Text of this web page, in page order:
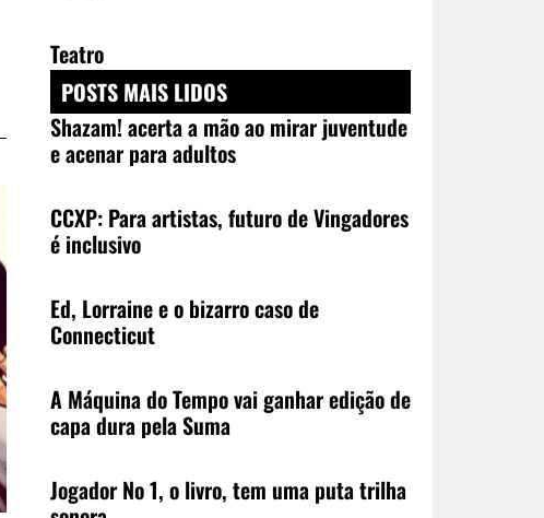
Teatro
POSTS MAIS LIDOS
Shazam! acerta a mão ao mirar juventude
e acenar para adultos
CCXP: Para artistas, futuro de Vingadores
é inclusivo
Ed, Lorraine e o bizarro caso de
Connecticut
A Máquina do Tempo vai ganhar edição de
capa dura pela Suma
Jogador No 1, o livro, tem uma puta trilha